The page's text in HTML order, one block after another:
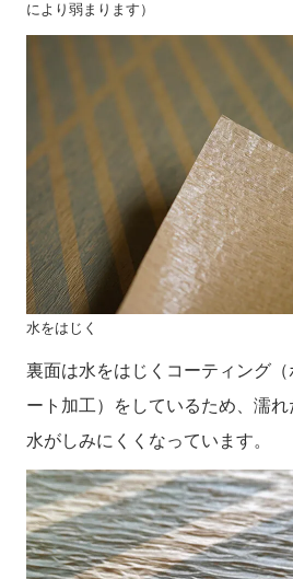
により弱まります）
水をはじく
裏面は水をはじくコーティング
ート加工）をしているため、濡れ
水がしみにくくなっています。